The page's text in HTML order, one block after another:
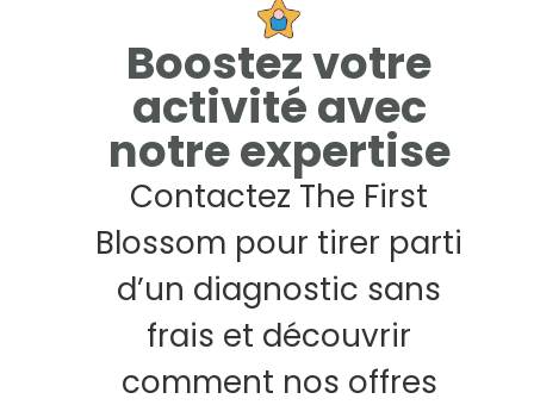
Boostez votre
activité avec
notre expertise
Contactez The First
Blossom pour tirer parti
d’un diagnostic sans
frais et découvrir
comment nos offres